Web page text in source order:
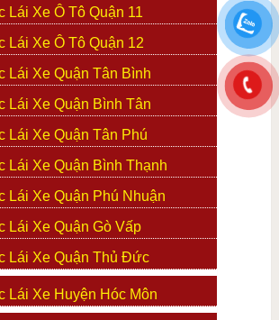
Lái Xe Ô Tô Quận 11
Lái Xe Ô Tô Quận 12
Lái Xe Quận Tân Bình
Lái Xe Quận Bình Tân
Lái Xe Quận Tân Phú
Lái Xe Quận Bình Thạnh
Lái Xe Quận Phú Nhuận
Lái Xe Quận Gò Vấp
Lái Xe Quận Thủ Đức
Lái Xe Huyện Hóc Môn